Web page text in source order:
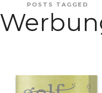
POSTS TAGGED